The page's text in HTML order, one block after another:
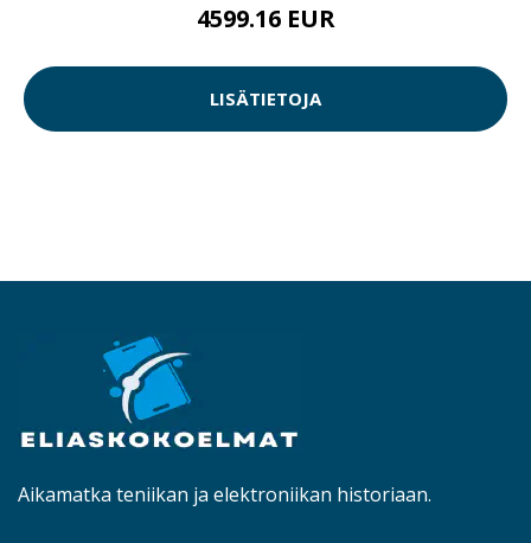
4599.16 EUR
LISÄTIETOJA
Aikamatka teniikan ja elektroniikan historiaan.